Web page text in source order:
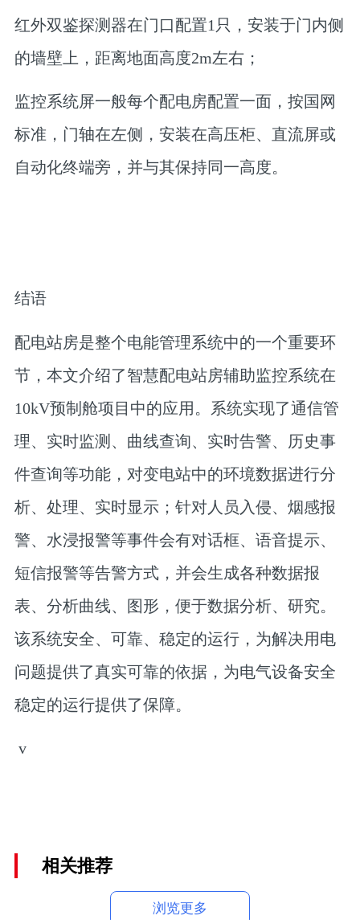
红外双鉴探测器在门口配置1只，安装于门内侧
的墙壁上，距离地面高度2m左右；
监控系统屏一般每个配电房配置一面，按国网
标准，门轴在左侧，安装在高压柜、直流屏或
自动化终端旁，并与其保持同一高度。
结语
配电站房是整个电能管理系统中的一个重要环
节，本文介绍了智慧配电站房辅助监控系统在
10kV预制舱项目中的应用。系统实现了通信管
理、实时监测、曲线查询、实时告警、历史事
件查询等功能，对变电站中的环境数据进行分
析、处理、实时显示；针对人员入侵、烟感报
警、水浸报警等事件会有对话框、语音提示、
短信报警等告警方式，并会生成各种数据报
表、分析曲线、图形，便于数据分析、研究。
该系统安全、可靠、稳定的运行，为解决用电
问题提供了真实可靠的依据，为电气设备安全
稳定的运行提供了保障。
v
相关推荐
浏览更多